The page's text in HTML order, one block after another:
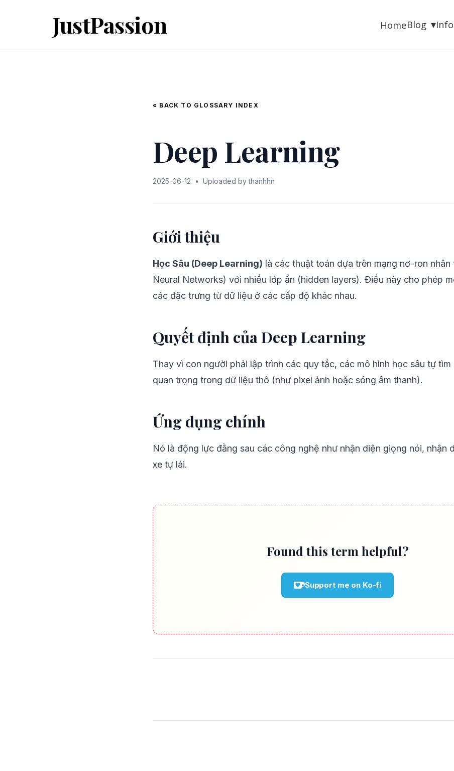
JustPassion HomeBlog ▾
« BACK TO GLOSSARY INDEX
Deep Learning
2025-06-12 • Uploaded by thanhhn
Giới thiệu
Học Sâu (Deep Learning) là các thuật toán dựa trên mạng nơ-ron
Neural Networks) với nhiều lớp ẩn (hidden layers). Điều này cho phép
các đặc trưng từ dữ liệu ở các cấp độ khác nhau.
Quyết định của Deep Learning
Thay vì con người phải lập trình các quy tắc, các mô hình học sâu tự tìm
quan trọng trong dữ liệu thô (như pixel ảnh hoặc sóng âm thanh).
Ứng dụng chính
Nó là động lực đằng sau các công nghệ như nhận diện giọng nói, nhận
xe tự lái.
Found this term helpful?
Support me on Ko-fi